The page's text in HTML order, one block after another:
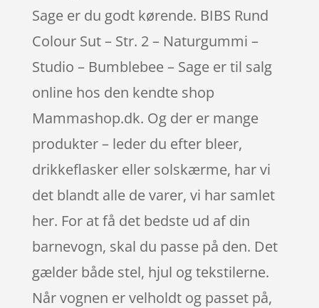
Sage er du godt kørende. BIBS Rund
Colour Sut – Str. 2 – Naturgummi –
Studio – Bumblebee – Sage er til salg
online hos den kendte shop
Mammashop.dk. Og der er mange
produkter – leder du efter bleer,
drikkeflasker eller solskærme, har vi
det blandt alle de varer, vi har samlet
her. For at få det bedste ud af din
barnevogn, skal du passe på den. Det
gælder både stel, hjul og tekstilerne.
Når vognen er velholdt og passet på,